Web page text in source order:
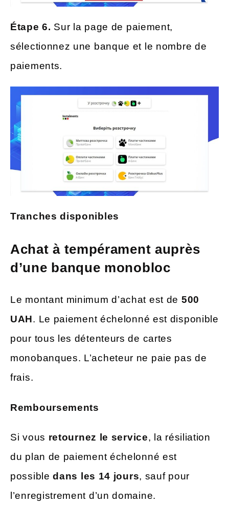
Étape 6. Sur la page de paiement,
sélectionnez une banque et le nombre de
paiements.
Tranches disponibles
Achat à tempérament auprès
d’une banque monobloc
Le montant minimum d’achat est de 500
UAH. Le paiement échelonné est disponible
pour tous les détenteurs de cartes
monobanques. L’acheteur ne paie pas de
frais.
Remboursements
Si vous retournez le service, la résiliation
du plan de paiement échelonné est
possibledans les 14 jours, sauf pour
l’enregistrement d’un domaine.